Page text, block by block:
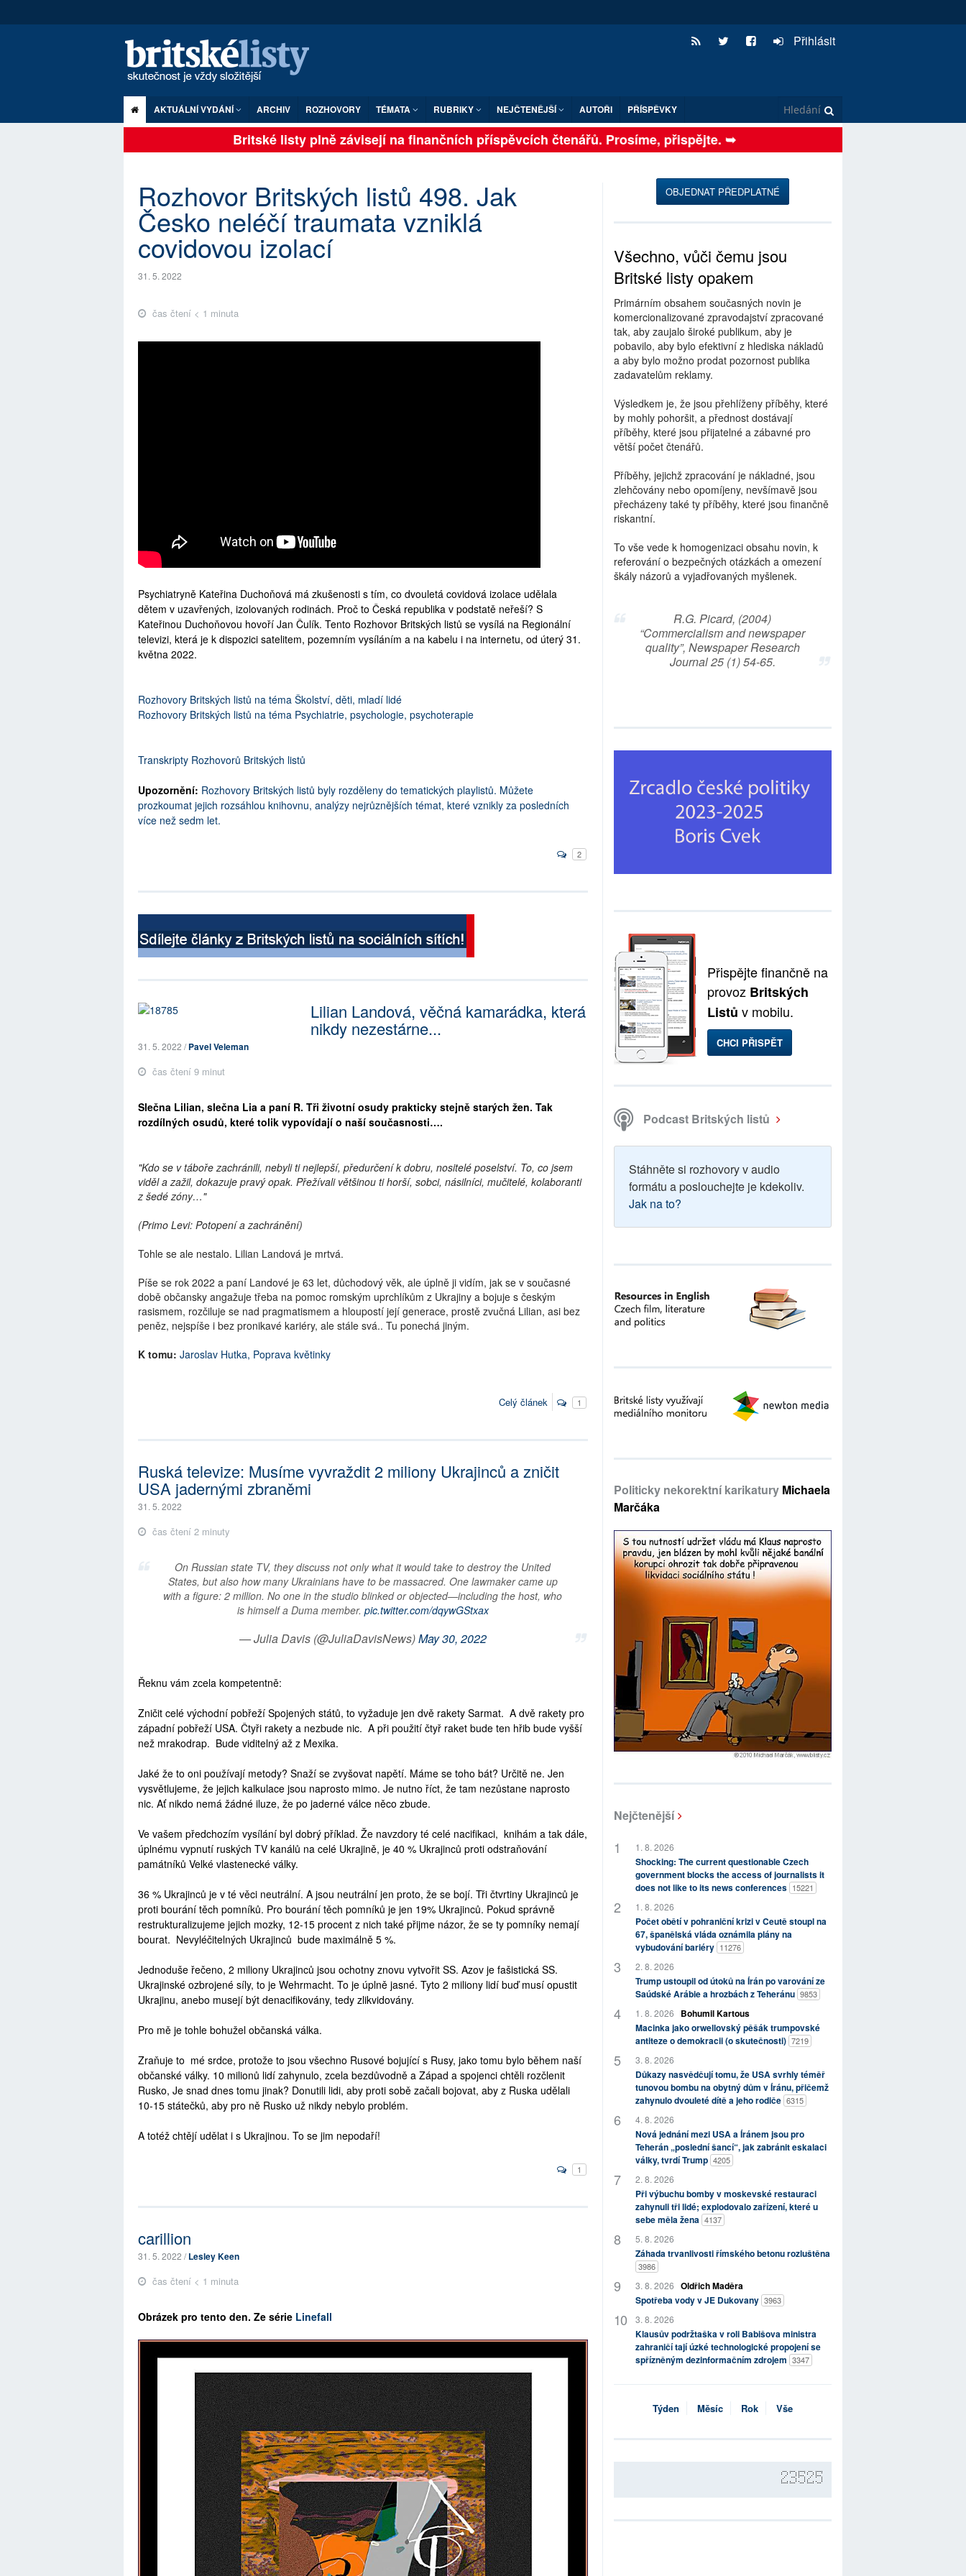
Přihlásit
AKTUÁLNÍ VYDÁNÍ ARCHIV ROZHOVORY TÉMATA RUBRIKY NEJČTENĚJŠÍ AUTOŘI PŘÍSPĚVKY
Britské listy plně závisejí na finančních příspěvcích čtenářů. Prosíme, přispějte. ➥
Rozhovor Britských listů 498. Jak
Česko neléčí traumata vzniklá
covidovou izolací
31. 5. 2022
čas čtení < 1 minuta
Psychiatryně Kateřina Duchoňová má zkušenosti s tím, co dvouletá covidová izolace udělala
dětem v uzavřených, izolovaných rodinách. Proč to Česká republika v podstatě neřeší? S
Kateřinou Duchoňovou hovoří Jan Čulík. Tento Rozhovor Britských listů se vysílá na Regionální
televizi, která je k dispozici satelitem, pozemním vysíláním a na kabelu i na internetu, od úterý 31.
května 2022.
Rozhovory Britských listů na téma Školství, děti, mladí lidé
Rozhovory Britských listů na téma Psychiatrie, psychologie, psychoterapie
Transkripty Rozhovorů Britských listů
Upozornění: Rozhovory Britských listů byly rozděleny do tematických playlistů. Můžete
prozkoumat jejich rozsáhlou knihovnu, analýzy nejrůznějších témat, které vznikly za posledních
více než sedm let.
2
Lilian Landová, věčná kamarádka, která
nikdy nezestárne...
31. 5. 2022 /Pavel Veleman
čas čtení 9 minut
Slečna Lilian, slečna Lia a paní R. Tři životní osudy prakticky stejně starých žen. Tak
rozdílných osudů, které tolik vypovídají o naší současnosti….
"Kdo se v táboře zachránili, nebyli ti nejlepší, předurčení k dobru, nositelé poselství. To, co jsem
viděl a zažil, dokazuje pravý opak. Přežívali většinou ti horší, sobci, násilníci, mučitelé, kolaboranti
z šedé zóny…"
(Primo Levi: Potopení a zachránění)
Tohle se ale nestalo. Lilian Landová je mrtvá.
Píše se rok 2022 a paní Landové je 63 let, důchodový věk, ale úplně ji vidím, jak se v současné
době občansky angažuje třeba na pomoc romským uprchlíkům z Ukrajiny a bojuje s českým
rasismem, rozčiluje se nad pragmatismem a hloupostí její generace, prostě zvučná Lilian, asi bez
peněz, nejspíše i bez pronikavé kariéry, ale stále svá.. Tu ponechá jiným.
K tomu: Jaroslav Hutka, Poprava květinky
Celý článek 1
Ruská televize: Musíme vyvraždit 2 miliony Ukrajinců a zničit
USA jadernými zbraněmi
31. 5. 2022
čas čtení 2 minuty
On Russian state TV, they discuss not only what it would take to destroy the United
States, but also how many Ukrainians have to be massacred. One lawmaker came up
with a figure: 2 million. No one in the studio blinked or objected—including the host, who
is himself a Duma member. pic.twitter.com/dqywGStxax
— Julia Davis (@JuliaDavisNews)May 30, 2022
Řeknu vám zcela kompetentně:
Zničit celé východní pobřeží Spojených států, to vyžaduje jen dvě rakety Sarmat. A dvě rakety pro
západní pobřeží USA. Čtyři rakety a nezbude nic. A při použití čtyř raket bude ten hřib bude vyšší
než mrakodrap. Bude viditelný až z Mexika.
Jaké že to oni používají metody? Snaží se zvyšovat napětí. Máme se toho bát? Určitě ne. Jen
vysvětlujeme, že jejich kalkulace jsou naprosto mimo. Je nutno říct, že tam nezůstane naprosto
nic. Ať nikdo nemá žádné iluze, že po jaderné válce něco zbude.
Ve vašem předchozím vysílání byl dobrý příklad. Že navzdory té celé nacifikaci, knihám a tak dále,
úplnému vypnutí ruských TV kanálů na celé Ukrajině, je 40 % Ukrajinců proti odstraňování
památníků Velké vlastenecké války.
36 % Ukrajinců je v té věci neutrální. A jsou neutrální jen proto, že se bojí. Tři čtvrtiny Ukrajinců je
proti bourání těch pomníků. Pro bourání těch pomníků je jen 19% Ukrajinců. Pokud správně
restrukturalizujeme jejich mozky, 12-15 procent z nich také přijme názor, že se ty pomníky nemají
bourat. Nevyléčitelných Ukrajinců bude maximálně 5 %.
Jednoduše řečeno, 2 miliony Ukrajinců jsou ochotny znovu vytvořit SS. Azov je fašistická SS.
Ukrajinské ozbrojené síly, to je Wehrmacht. To je úplně jasné. Tyto 2 miliony lidí buď musí opustit
Ukrajinu, anebo musejí být denacifikovány, tedy zlikvidovány.
Pro mě je tohle bohužel občanská válka.
Zraňuje to mé srdce, protože to jsou všechno Rusové bojující s Rusy, jako tomu bylo během naší
občanské války. 10 milionů lidí zahynulo, zcela bezdůvodně a Západ a spojenci chtěli rozčlenit
Rusko, Je snad dnes tomu jinak? Donutili lidi, aby proti sobě začali bojovat, aby z Ruska udělali
10-15 státečků, aby pro ně Rusko už nikdy nebylo problém.
A totéž chtějí udělat i s Ukrajinou. To se jim nepodaří!
1
carillion
31. 5. 2022 /Lesley Keen
čas čtení < 1 minuta
Obrázek pro tento den. Ze série Linefall
OBJEDNAT PŘEDPLATNÉ
Všechno, vůči čemu jsou
Britské listy opakem
Primárním obsahem současných novin je
komercionalizované zpravodajství zpracované
tak, aby zaujalo široké publikum, aby je
pobavilo, aby bylo efektivní z hlediska nákladů
a aby bylo možno prodat pozornost publika
zadavatelům reklamy.
Výsledkem je, že jsou přehlíženy příběhy, které
by mohly pohoršit, a přednost dostávají
příběhy, které jsou přijatelné a zábavné pro
větší počet čtenářů.
Příběhy, jejichž zpracování je nákladné, jsou
zlehčovány nebo opomíjeny, nevšímavě jsou
přecházeny také ty příběhy, které jsou finančně
riskantní.
To vše vede k homogenizaci obsahu novin, k
referování o bezpečných otázkách a omezení
škály názorů a vyjadřovaných myšlenek.
R.G. Picard, (2004)
“Commercialism and newspaper
quality”, Newspaper Research
Journal 25 (1) 54-65.
Přispějte finančně na
provoz Britských
Listů v mobilu.
CHCI PŘISPĚT
Podcast Britských listů
Stáhněte si rozhovory v audio
formátu a poslouchejte je kdekoliv.
Jak na to?
Politicky nekorektní karikatury Michaela
Marčáka
Nejčtenější
1. 8. 2026
Shocking: The current questionable Czech
government blocks the access of journalists it
does not like to its news conferences 15221
1. 8. 2026
Počet obětí v pohraniční krizi v Ceutě stoupl na
67, španělská vláda oznámila plány na
vybudování bariéry 11276
2. 8. 2026
Trump ustoupil od útoků na Írán po varování ze
Saúdské Arábie a hrozbách z Teheránu 9853
1. 8. 2026
Bohumil Kartous
Macinka jako orwellovský pěšák trumpovské
antiteze o demokracii (o skutečnosti) 7219
3. 8. 2026
Důkazy nasvědčují tomu, že USA svrhly téměř
tunovou bombu na obytný dům v Íránu, přičemž
zahynulo dvouleté dítě a jeho rodiče 6315
4. 8. 2026
Nová jednání mezi USA a Íránem jsou pro
Teherán „poslední šancí“, jak zabránit eskalaci
války, tvrdí Trump 4205
2. 8. 2026
Při výbuchu bomby v moskevské restauraci
zahynuli tři lidé; explodovalo zařízení, které u
sebe měla žena 4137
5. 8. 2026
Záhada trvanlivosti římského betonu rozluštěna
3986
3. 8. 2026 Oldřich Maděra
Spotřeba vody v JE Dukovany 3963
3. 8. 2026
Klausův podržtaška v roli Babišova ministra
zahraničí tají úzké technologické propojení se
spřízněným dezinformačním zdrojem 3347
Týden Měsíc Rok Vše
23525